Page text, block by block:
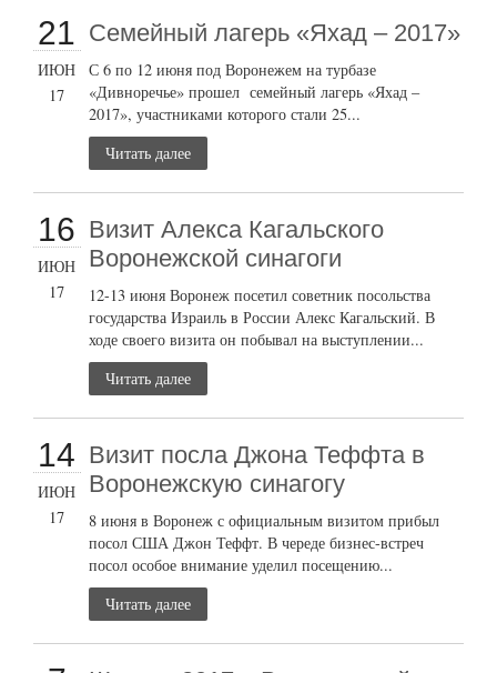
21
ИЮН
17
Семейный лагерь «Яхад – 2017»
С 6 по 12 июня под Воронежем на турбазе
«Дивноречье» прошел семейный лагерь «Яхад –
2017», участниками которого стали 25...
Читать далее
16
ИЮН
17
Визит Алекса Кагальского
Воронежской синагоги
12-13 июня Воронеж посетил советник посольства
государства Израиль в России Алекс Кагальский. В
ходе своего визита он побывал на выступлении...
Читать далее
14
ИЮН
17
Визит посла Джона Теффта в
Воронежскую синагогу
8 июня в Воронеж с официальным визитом прибыл
посол США Джон Теффт. В череде бизнес-встреч
посол особое внимание уделил посещению...
Читать далее